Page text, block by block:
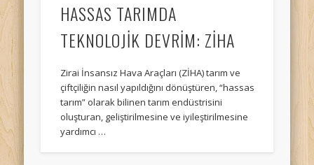
HASSAS TARIMDA
TEKNOLOJİK DEVRİM: ZİHA
Zirai İnsansız Hava Araçları (ZİHA) tarım ve
çiftçiliğin nasıl yapıldığını dönüştüren, “hassas
tarım” olarak bilinen tarım endüstrisini
oluşturan, geliştirilmesine ve iyileştirilmesine
yardımcı …